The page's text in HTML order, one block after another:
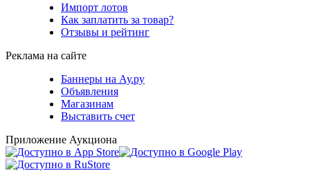
Импорт лотов
Как заплатить за товар?
Отзывы и рейтинг
Реклама на сайте
Баннеры на Ау.ру
Объявления
Магазинам
Выставить счет
Приложение Аукциона